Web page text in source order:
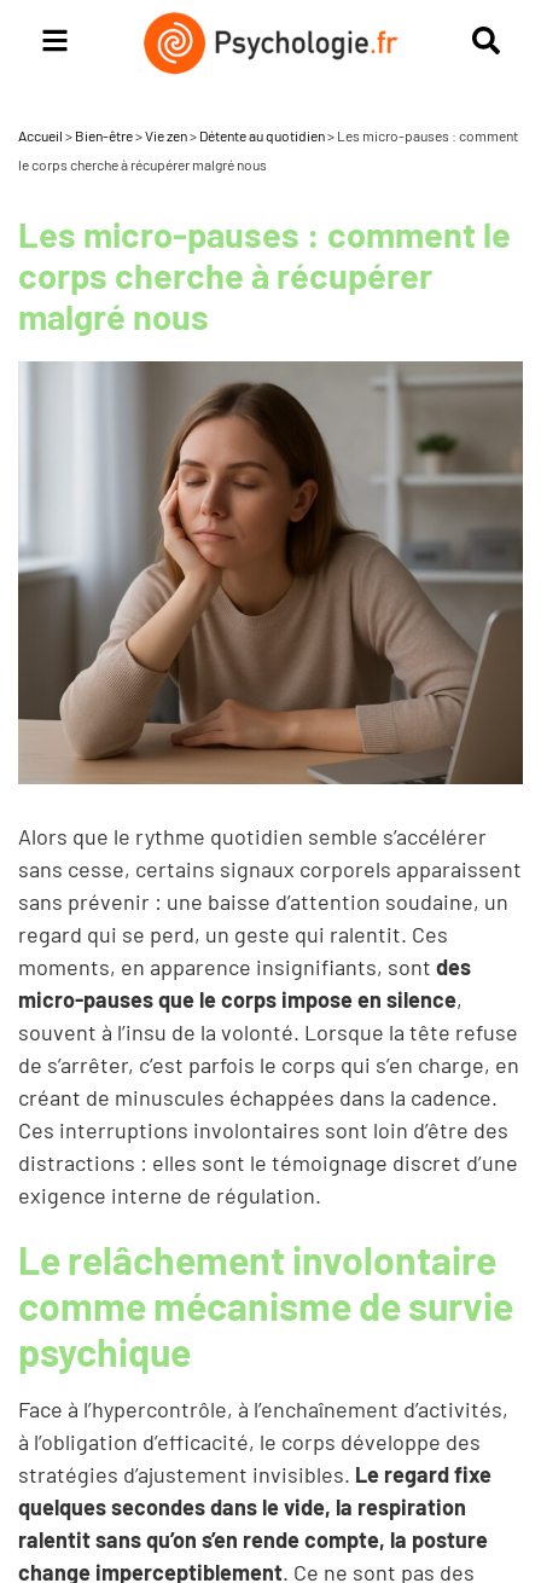
Accueil > Bien-être>Vie zen> Détente au quotidien> Les micro-pauses : comment
le corps cherche à récupérer malgré nous
Les micro-pauses : comment le
corps cherche à récupérer
malgré nous
Alors que le rythme quotidien semble s’accélérer
sans cesse, certains signaux corporels apparaissent
sans prévenir : une baisse d’attention soudaine, un
regard qui se perd, un geste qui ralentit. Ces
moments, en apparence insignifiants, sont des
micro-pauses que le corps impose en silence,
souvent à l’insu de la volonté. Lorsque la tête refuse
de s’arrêter, c’est parfois le corps qui s’en charge, en
créant de minuscules échappées dans la cadence.
Ces interruptions involontaires sont loin d’être des
distractions : elles sont le témoignage discret d’une
exigence interne de régulation.
Le relâchement involontaire
comme mécanisme de survie
psychique
Face à l’hypercontrôle, à l’enchaînement d’activités,
à l’obligation d’efficacité, le corps développe des
stratégies d’ajustement invisibles. Le regard fixe
quelques secondes dans le vide, la respiration
ralentit sans qu’on s’en rende compte, la posture
change imperceptiblement. Ce ne sont pas des